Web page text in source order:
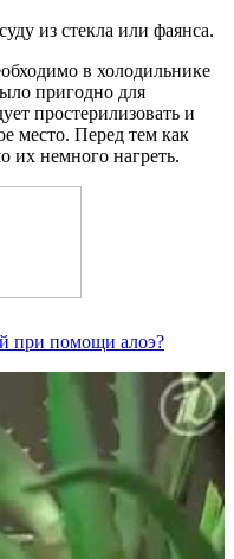
из стекла или фаянса.
в холодильнике
пригодно для
простерилизовать и
место. Перед тем как
их немного нагреть.
при помощи алоэ?